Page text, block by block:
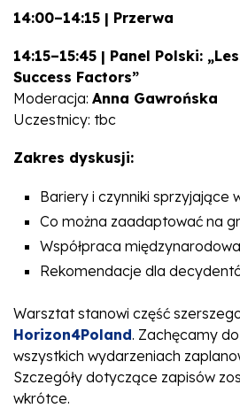
14:00–14:15 | Przerwa
14:15–15:45 | Panel Polski:
Success Factors”
Moderacja: Anna Gawrońska
Uczestnicy: tbc
Zakres dyskusji:
Bariery i czynniki sprzyjające
Co można zaadaptować na
Współpraca
Rekomendacje dla
Warsztat stanowi część
Horizon4Poland. Zachęcamy do
wszystkich wydarzeniach
Szczegóły dotyczące zapisów
wkrótce.